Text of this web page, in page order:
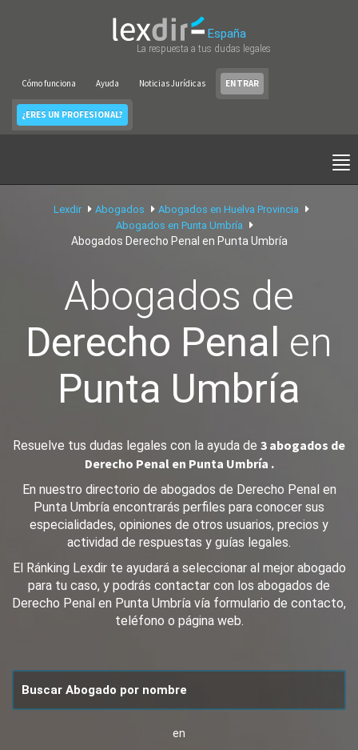
España
La respuesta a tus dudas legales
Cómo funciona Ayuda Noticias Jurídicas ENTRAR
¿ERES UN PROFESIONAL?
Lexdir Abogados
Abogados en Huelva Provincia
Abogados en Punta Umbría
Abogados Derecho Penal en Punta Umbría
Abogados de
Derecho Penal en
Punta Umbría
Resuelve tus dudas legales con la ayuda de 3 abogados de
Derecho Penal en Punta Umbría .
En nuestro directorio de abogados de Derecho Penal en
Punta Umbría encontrarás perfiles para conocer sus
especialidades, opiniones de otros usuarios, precios y
actividad de respuestas y guías legales.
El Ránking Lexdir te ayudará a seleccionar al mejor abogado
para tu caso, y podrás contactar con los abogados de
Derecho Penal en Punta Umbría vía formulario de contacto,
teléfono o página web.
en